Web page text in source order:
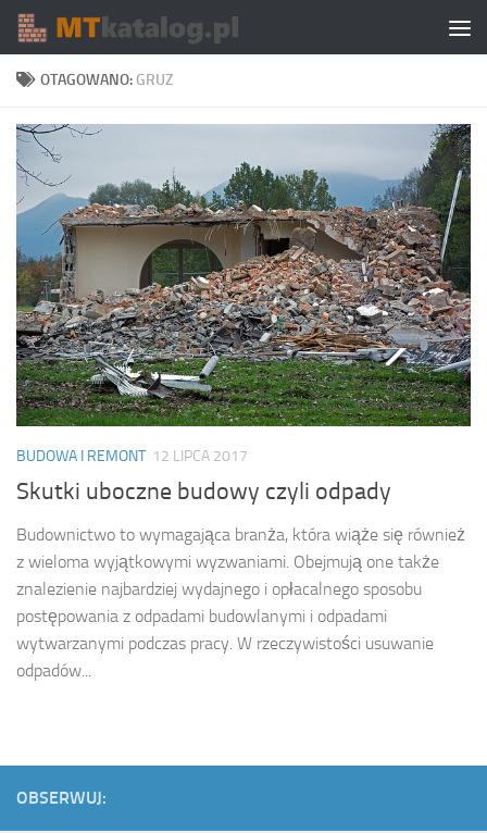
Skip to content
OTAGOWANO: GRUZ
BUDOWA I REMONT 12 LIPCA 2017
Skutki uboczne budowy czyli odpady
Budownictwo to wymagająca branża, która wiąże się również
z wieloma wyjątkowymi wyzwaniami. Obejmują one także
znalezienie najbardziej wydajnego i opłacalnego sposobu
postępowania z odpadami budowlanymi i odpadami
wytwarzanymi podczas pracy. W rzeczywistości usuwanie
odpadów...
OBSERWUJ: